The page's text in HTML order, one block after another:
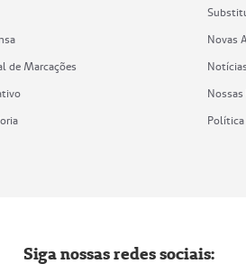
de Marcações
Novas
Notícias
Nossas
Política
Siga nossas redes sociais: